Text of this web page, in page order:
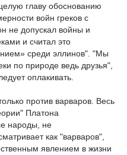
главу обоснованию
войн греков с
не допускал войны и
и считал это
среди эллинов". "Мы
по природе ведь друзья",
оплакивать.
против варваров. Весь
Платона
народы, не
как "варваров",
явлением в жизни